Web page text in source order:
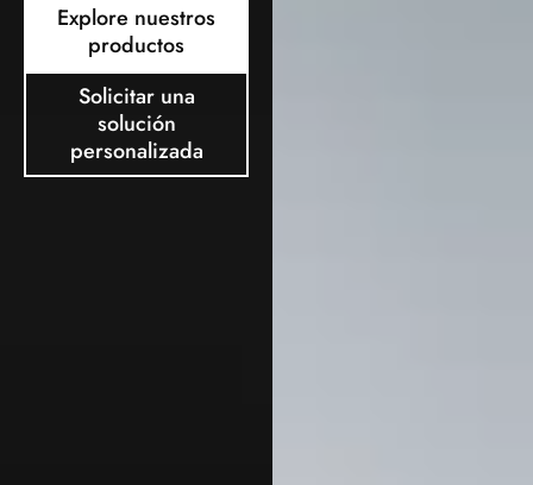
Explore nuestros
productos
Solicitar una
solución
personalizada